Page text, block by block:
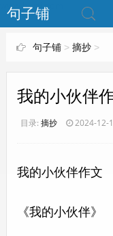
www.bjuzi.com
句子铺
句子铺> 摘抄>
我的小伙伴
目录: 摘抄 2024-12-
我的小伙伴作文
《我的小伙伴》